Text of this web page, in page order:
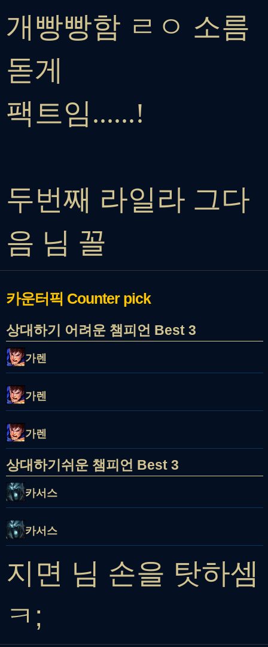
개빵빵함 ㄹㅇ 소름
돋게
팩트임......!
두번째 라일라 그다
음 님 꼴
카운터픽 Counter pick
상대하기 어려운 챔피언 Best 3
가렌
가렌
가렌
상대하기쉬운 챔피언 Best 3
카서스
카서스
지면 님 손을 탓하셈
ㅋ;